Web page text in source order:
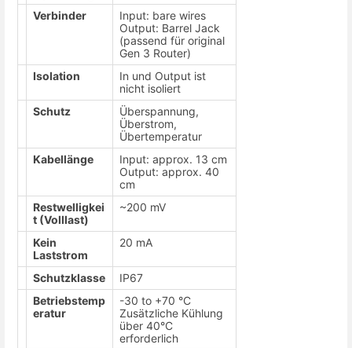
Verbinder
Input: bare wires
Output: Barrel Jack
(passend für original
Gen 3 Router)
Isolation
In und Output ist
nicht isoliert
Schutz
Überspannung,
Überstrom,
Übertemperatur
Kabellänge
Input: approx. 13 cm
Output: approx. 40
cm
Restwelligkei
t (Volllast)
~200 mV
Kein
Laststrom
20 mA
Schutzklasse
IP67
Betriebstemp
eratur
-30 to +70 °C
Zusätzliche Kühlung
über 40°C
erforderlich